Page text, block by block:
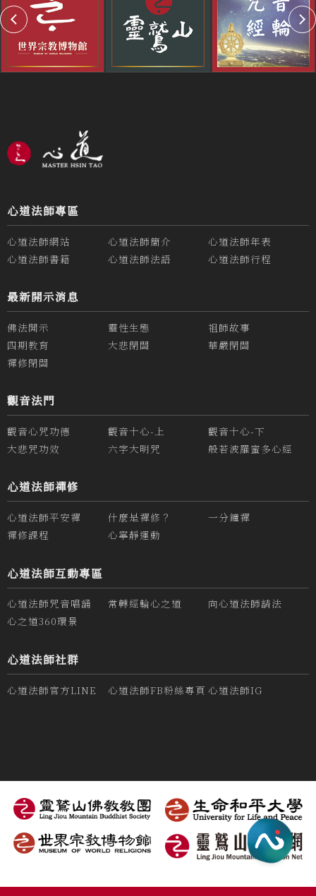
心道法師專區
心道法師網站 心道法師簡介
心道法師年表
心道法師書籍
心道法師法語 心道法師行程
最新開示消息
佛法開示 靈性生態
祖師故事
四期教育
大悲閉關
華嚴閉關
禪修閉關
觀音法門
觀音心咒功德 觀音十心-上
觀音十心-下
大悲咒功效
六字大明咒 般若波羅蜜多心經
心道法師禪修
心道法師平安禪 什麼是禪修？
一分鐘禪
禪修課程
心寧靜運動
心道法師互動專區
心道法師咒音唱誦 常轉經輪心之道
向心道法師請法
心之道360環景
心道法師社群
心道法師官方LINE 心道法師FB粉絲專頁 心道法師IG